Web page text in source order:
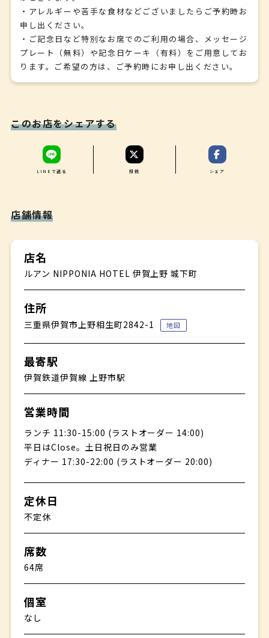
【肉料理】
伊賀牛すね肉の煮込み 赤ワインと味噌
【デザート】
【食後のお飲み物】
コーヒーまたは紅茶
・アレルギーや苦手な食材などございましたらご予約時お
申し出ください。
・ご記念日など特別なお席でのご利用の場合、メッセージ
プレート（無料）や記念日ケーキ（有料）をご用意してお
ります。ご希望の方は、ご予約時にお申し出ください。
このお店をシェアする
LINEで送る 投稿 シェア
店舗情報
店名
ルアン NIPPONIA HOTEL 伊賀上野 城下町
住所
三重県伊賀市上野相生町2842-1 地図
最寄駅
伊賀鉄道伊賀線 上野市駅
営業時間
ランチ 11:30-15:00 (ラストオーダー 14:00)
平日はClose。土日祝日のみ営業
ディナー 17:30-22:00 (ラストオーダー 20:00)
定休日
不定休
席数
64席
個室
なし